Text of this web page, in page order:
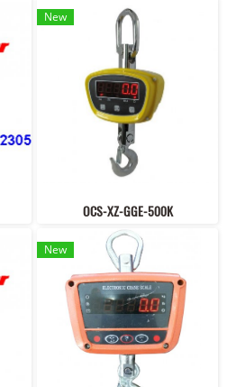
New
OCS-XZ-GGE-500K
New